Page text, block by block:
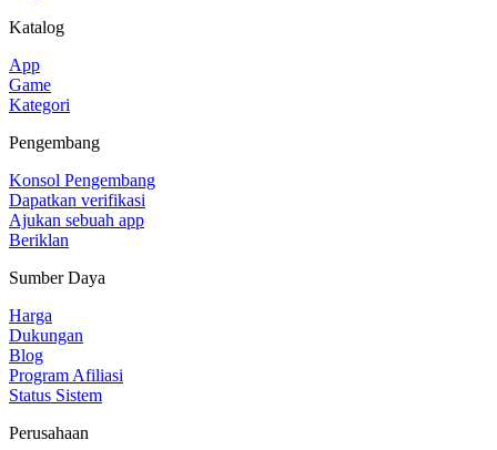
Katalog
App
Game
Kategori
Pengembang
Konsol Pengembang
Dapatkan verifikasi
Ajukan sebuah app
Beriklan
Sumber Daya
Harga
Dukungan
Blog
Program Afiliasi
Status Sistem
Perusahaan